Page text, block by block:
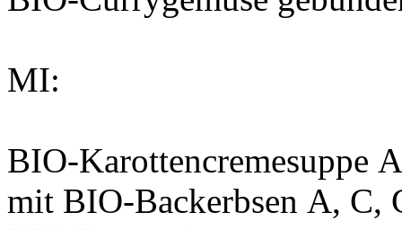
MI:
BIO-Karottencremesuppe
mit BIO-Backerbsen A, C,